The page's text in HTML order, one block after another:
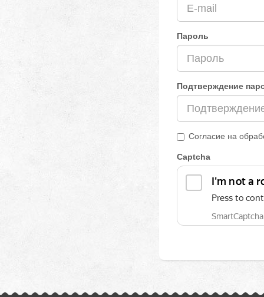
Пароль
Подтверждение
Согласие на
Captcha